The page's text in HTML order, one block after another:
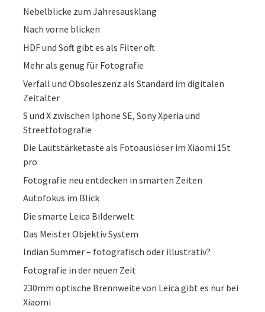
Nebelblicke zum Jahresausklang
Nach vorne blicken
HDF und Soft gibt es als Filter oft
Mehr als genug für Fotografie
Verfall und Obsoleszenz als Standard im digitalen
Zeitalter
S und X zwischen Iphone SE, Sony Xperia und
Streetfotografie
Die Lautstärketaste als Fotoauslöser im Xiaomi 15t
pro
Fotografie neu entdecken in smarten Zeiten
Autofokus im Blick
Die smarte Leica Bilderwelt
Das Meister Objektiv System
Indian Summer – fotografisch oder illustrativ?
Fotografie in der neuen Zeit
230mm optische Brennweite von Leica gibt es nur bei
Xiaomi